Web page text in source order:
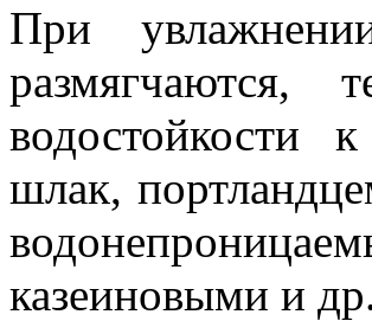
При
размягчаются,
водостойкости
шлак,
казеиновыми и